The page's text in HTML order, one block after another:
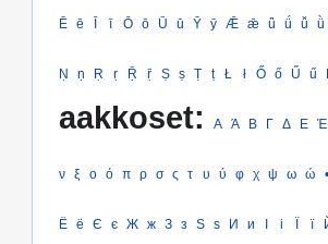
Ē ē Ī ī Ō ō Ū ū Ȳ ȳ Ǣ ǣ ǖ ǘ ǚ ǜ
Ṇ ṇ Ṛ ṛ Ṝ ṝ Ṣ ṣ Ṭ ṭ Ł ł Ő ő Ű ű
aakkoset: Α Ά Β Γ Δ Ε Έ
ν ξ ο ό π ρ σ ς τ υ ύ φ χ ψ ω ώ •
Ё ё Є є Ж ж З з Ѕ ѕ И и І і Ї ї